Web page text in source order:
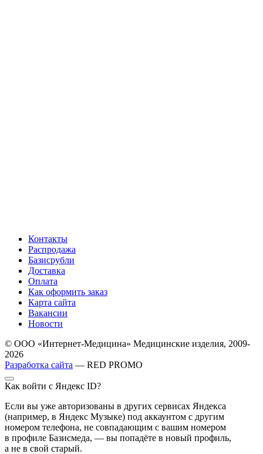
Контакты
Распродажа
Базисрубли
Доставка
Оплата
Как оформить заказ
Карта сайта
Вакансии
Новости
© ООО «Интернет-Медицина» Медицинские изделия, 2009-
2026
Разработка сайта — RED PROMO
Как войти с Яндекс ID?
Если вы уже авторизованы в других сервисах Яндекса
(например, в Яндекс Музыке) под аккаунтом с другим
номером телефона, не совпадающим с вашим номером
в профиле Базисмеда, — вы попадёте в новый профиль,
а не в свой старый.